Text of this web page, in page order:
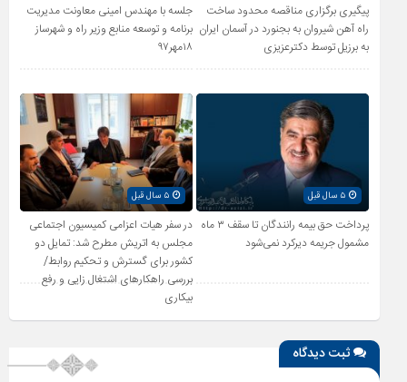
پیگیری برگزاری مناقصه محدود ساخت
راه آهن شیروان به بجنورد در آسمان ایران
به برزیل توسط دکترعزیزی
جلسه با مهندس امینی معاونت مدیریت
برنامه و توسعه منابع وزیر راه و شهرساز
۱۸مهر۹۷
۵ سال قبل
پرداخت حق بیمه رانندگان تا سقف ۳ ماه
مشمول جریمه دیرکرد نمی‌شود
۵ سال قبل
در سفر هیات اعزامی کمیسیون اجتماعی
مجلس به اتریش مطرح شد: تمایل دو
کشور برای گسترش و تحکیم روابط/
بررسی راهکارهای اشتغال زایی و رفع
بیکاری
ثبت دیدگاه